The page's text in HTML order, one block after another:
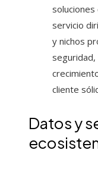
servicio
y nichos
seguridad,
cliente
Datos y